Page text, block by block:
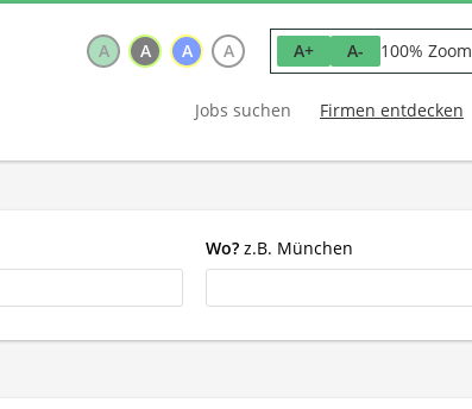
A A A A A+ A- 100% Zoom
Jobs suchen Firmen entdecken
Wo? z.B. München